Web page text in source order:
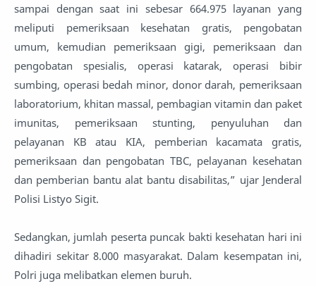
sampai dengan saat ini sebesar 664.975 layanan yang
meliputi pemeriksaan kesehatan gratis, pengobatan
umum, kemudian pemeriksaan gigi, pemeriksaan dan
pengobatan spesialis, operasi katarak, operasi bibir
sumbing, operasi bedah minor, donor darah, pemeriksaan
laboratorium, khitan massal, pembagian vitamin dan paket
imunitas, pemeriksaan stunting, penyuluhan dan
pelayanan KB atau KIA, pemberian kacamata gratis,
pemeriksaan dan pengobatan TBC, pelayanan kesehatan
dan pemberian bantu alat bantu disabilitas,” ujar Jenderal
Polisi Listyo Sigit.
Sedangkan, jumlah peserta puncak bakti kesehatan hari ini
dihadiri sekitar 8.000 masyarakat. Dalam kesempatan ini,
Polri juga melibatkan elemen buruh.